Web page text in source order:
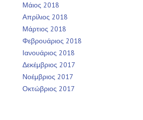
Μάιος 2018
Απρίλιος 2018
Μάρτιος 2018
Φεβρουάριος 2018
Ιανουάριος 2018
Δεκέμβριος 2017
Νοέμβριος 2017
Οκτώβριος 2017